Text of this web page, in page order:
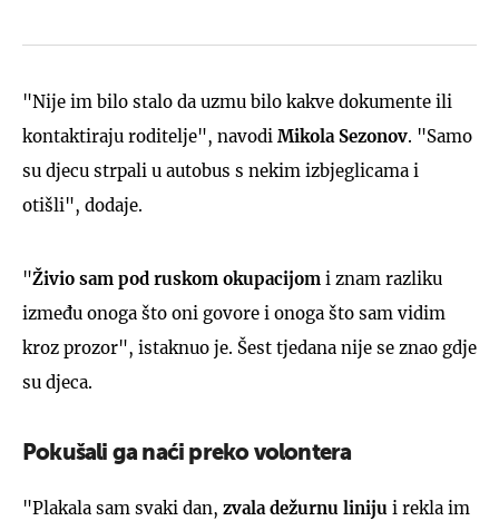
"Nije im bilo stalo da uzmu bilo kakve dokumente ili
kontaktiraju roditelje", navodi Mikola Sezonov. "Samo
su djecu strpali u autobus s nekim izbjeglicama i
otišli", dodaje.
"Živio sam pod ruskom okupacijom i znam razliku
između onoga što oni govore i onoga što sam vidim
kroz prozor", istaknuo je. Šest tjedana nije se znao gdje
su djeca.
Pokušali ga naći preko volontera
"Plakala sam svaki dan, zvala dežurnu liniju i rekla im